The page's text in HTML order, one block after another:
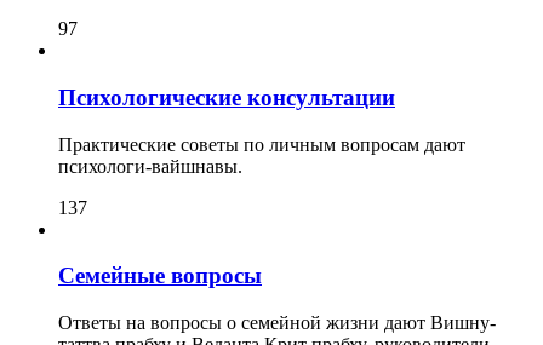
97
Психологические консультации
Практические советы по личным вопросам дают
психологи-вайшнавы.
137
Семейные вопросы
Ответы на вопросы о семейной жизни дают Вишну-